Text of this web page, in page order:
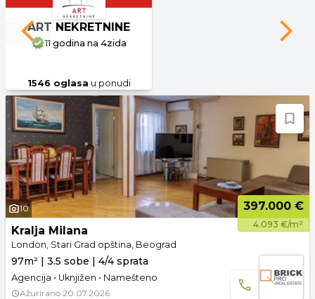
ART NEKRETNINE
11 godina na 4zida
1546 oglasa u ponudi
Previous slide Next
10 397.000 €
4.093 €/m²
Kralja Milana
London, Stari Grad opština, Beograd
97m² | 3.5 sobe | 4/4 sprata
Agencija • Uknjižen • Namešteno
Ažurirano 20.07.2026.